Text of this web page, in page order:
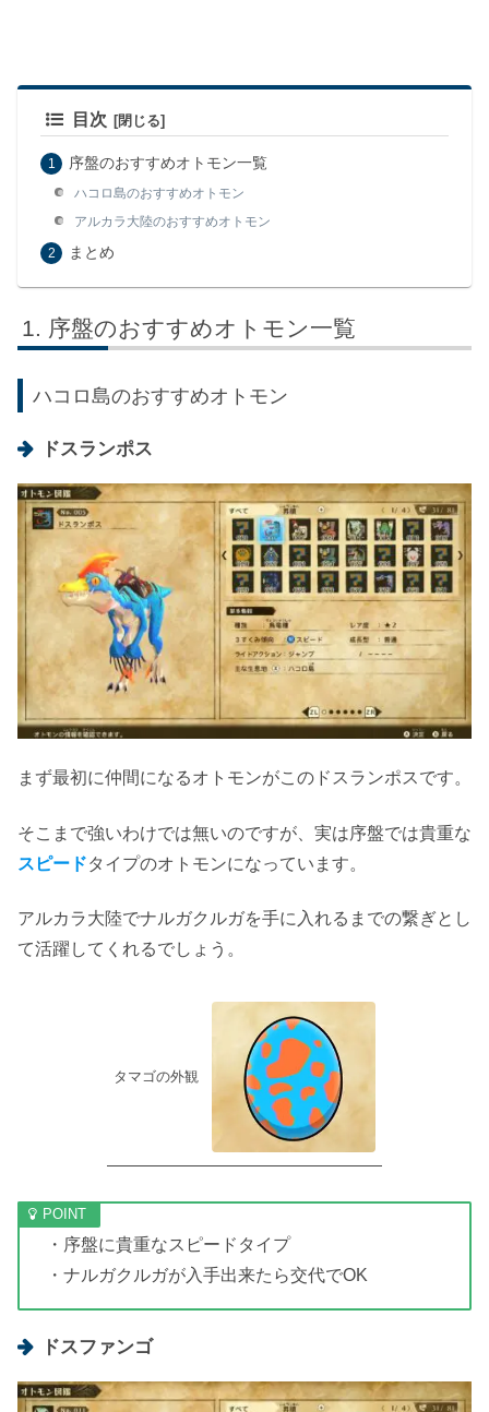
目次
序盤のおすすめオトモン一覧
ハコロ島のおすすめオトモン
アルカラ大陸のおすすめオトモン
まとめ
序盤のおすすめオトモン一覧
ハコロ島のおすすめオトモン
ドスランポス
まず最初に仲間になるオトモンがこのドスランポスです。
そこまで強いわけでは無いのですが、実は序盤では貴重な
スピードタイプのオトモンになっています。
アルカラ大陸でナルガクルガを手に入れるまでの繋ぎとし
て活躍してくれるでしょう。
タマゴの外観
・序盤に貴重なスピードタイプ
・ナルガクルガが入手出来たら交代でOK
ドスファンゴ